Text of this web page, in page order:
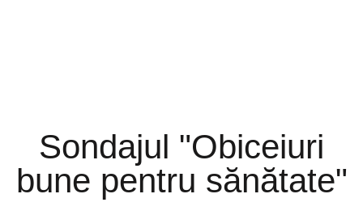
Sondajul "Obiceiuri
bune pentru sănătate"